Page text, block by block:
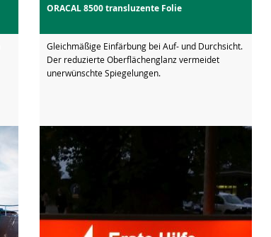
ORACAL 8500 transluzente Folie
Gleichmäßige Einfärbung bei Auf- und Durchsicht.
Der reduzierte Oberflächenglanz vermeidet
unerwünschte Spiegelungen.